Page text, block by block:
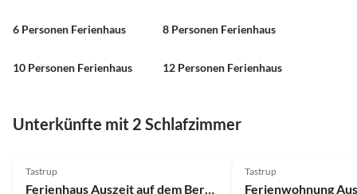
6 Personen Ferienhaus 8 Personen Ferienhaus
10 Personen Ferienhaus 12 Personen Ferienhaus
Unterkünfte mit 2 Schlafzimmer
Tastrup
Ferienhaus Auszeit auf dem Berghof, "Grand Hygge Deluxe", WE I
Tastrup